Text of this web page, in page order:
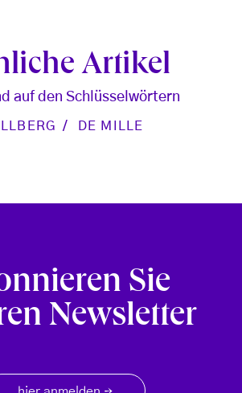
Artikel
auf den Schlüsselwörtern
DE MILLE
Sie
Newsletter